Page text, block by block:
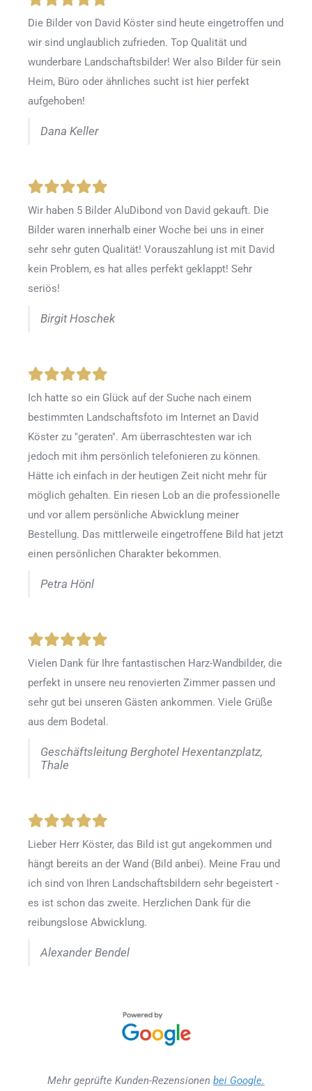
Die Bilder von David Köster sind heute eingetroffen und
wir sind unglaublich zufrieden. Top Qualität und
wunderbare Landschaftsbilder! Wer also Bilder für sein
Heim, Büro oder ähnliches sucht ist hier perfekt
aufgehoben!
Dana Keller
Wir haben 5 Bilder AluDibond von David gekauft. Die
Bilder waren innerhalb einer Woche bei uns in einer
sehr sehr guten Qualität! Vorauszahlung ist mit David
kein Problem, es hat alles perfekt geklappt! Sehr
seriös!
Birgit Hoschek
Ich hatte so ein Glück auf der Suche nach einem
bestimmten Landschaftsfoto im Internet an David
Köster zu "geraten". Am überraschtesten war ich
jedoch mit ihm persönlich telefonieren zu können.
Hätte ich einfach in der heutigen Zeit nicht mehr für
möglich gehalten. Ein riesen Lob an die professionelle
und vor allem persönliche Abwicklung meiner
Bestellung. Das mittlerweile eingetroffene Bild hat jetzt
einen persönlichen Charakter bekommen.
Petra Hönl
Vielen Dank für Ihre fantastischen Harz-Wandbilder, die
perfekt in unsere neu renovierten Zimmer passen und
sehr gut bei unseren Gästen ankommen. Viele Grüße
aus dem Bodetal.
Geschäftsleitung Berghotel Hexentanzplatz,
Thale
Lieber Herr Köster, das Bild ist gut angekommen und
hängt bereits an der Wand (Bild anbei). Meine Frau und
ich sind von Ihren Landschaftsbildern sehr begeistert -
es ist schon das zweite. Herzlichen Dank für die
reibungslose Abwicklung.
Alexander Bendel
Mehr geprüfte Kunden-Rezensionen bei Google.